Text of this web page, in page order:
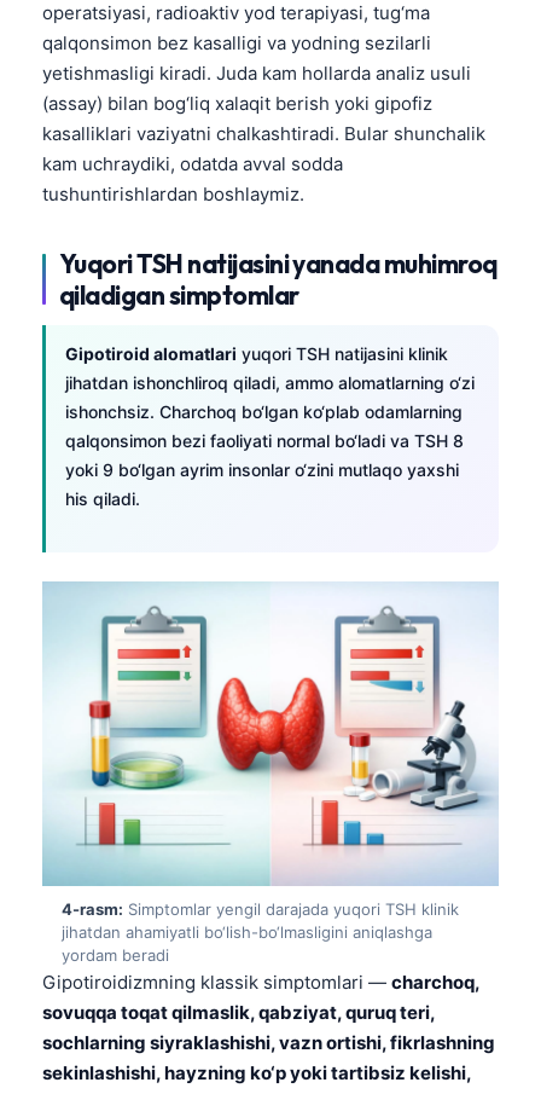
operatsiyasi, radioaktiv yod terapiyasi, tug‘ma
qalqonsimon bez kasalligi va yodning sezilarli
yetishmasligi kiradi. Juda kam hollarda analiz usuli
(assay) bilan bog‘liq xalaqit berish yoki gipofiz
kasalliklari vaziyatni chalkashtiradi. Bular shunchalik
kam uchraydiki, odatda avval sodda
tushuntirishlardan boshlaymiz.
Yuqori TSH natijasini yanada muhimroq
qiladigan simptomlar
Gipotiroid alomatlari yuqori TSH natijasini klinik
jihatdan ishonchliroq qiladi, ammo alomatlarning o‘zi
ishonchsiz. Charchoq bo‘lgan ko‘plab odamlarning
qalqonsimon bezi faoliyati normal bo‘ladi va TSH 8
yoki 9 bo‘lgan ayrim insonlar o‘zini mutlaqo yaxshi
his qiladi.
4-rasm: Simptomlar yengil darajada yuqori TSH klinik
jihatdan ahamiyatli bo‘lish-bo‘lmasligini aniqlashga
yordam beradi
Gipotiroidizmning klassik simptomlari — charchoq,
sovuqqa toqat qilmaslik, qabziyat, quruq teri,
sochlarning siyraklashishi, vazn ortishi, fikrlashning
sekinlashishi, hayzning ko‘p yoki tartibsiz kelishi,